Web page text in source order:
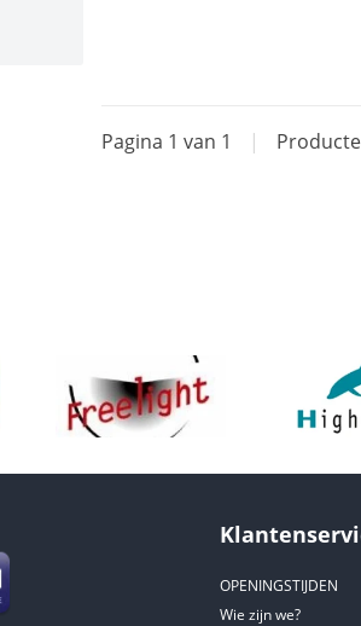
Pagina 1 van 1 |
OPENINGSTIJDEN
Wie zijn we?